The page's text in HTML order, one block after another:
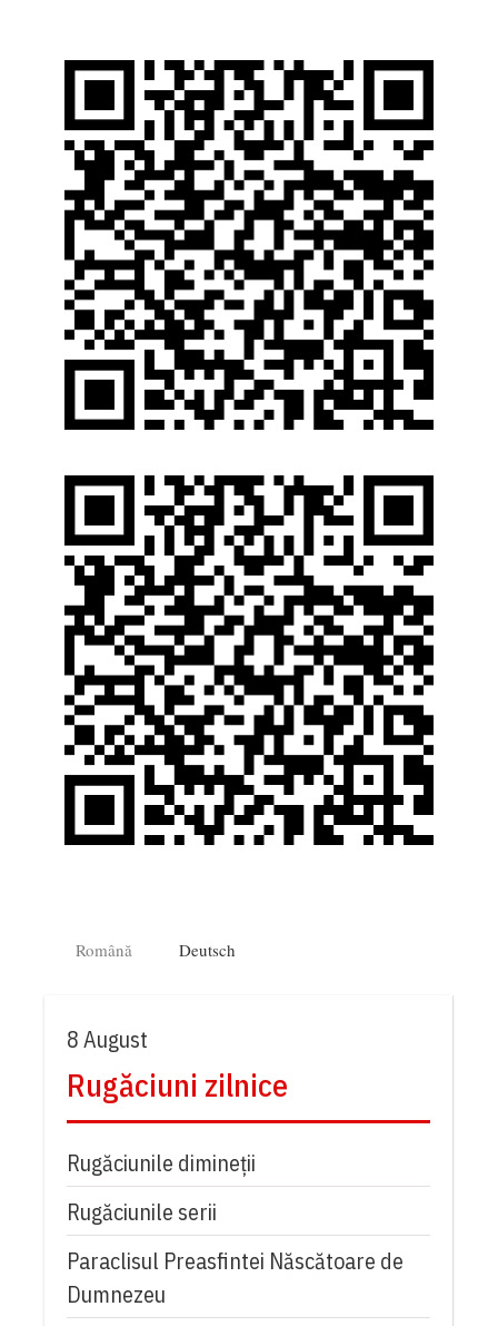
Română Deutsch
8 August
Rugăciuni zilnice
Rugăciunile dimineții
Rugăciunile serii
Paraclisul Preasfintei Născătoare de
Dumnezeu